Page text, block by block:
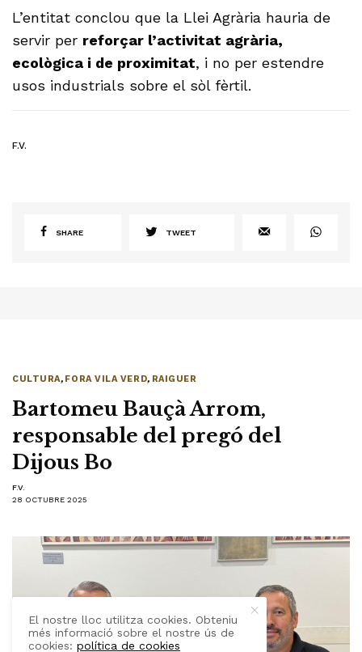
L’entitat conclou que la Llei Agrària hauria de
servir per reforçar l’activitat agrària,
ecològica i de proximitat, i no per estendre
usos industrials sobre el sòl fèrtil.
F.V.
SHARE TWEET
CULTURA, FORA VILA VERD, RAIGUER
Bartomeu Bauçà Arrom,
responsable del pregó del
Dijous Bo
F.V.
28 OCTUBRE 2025
El nostre lloc utilitza cookies. Obteniu
més informació sobre el nostre ús de
cookies:política de cookies